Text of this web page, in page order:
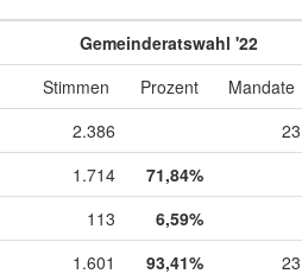
Gemeinderatswahl '22
Stimmen
Prozent Mandate
2.386 23
1.714 71,84%
113 6,59%
1.601 93,41% 23